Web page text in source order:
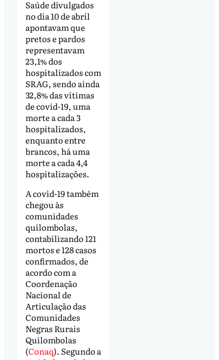
Saúde divulgados
no dia 10 de abril
apontavam que
pretos e pardos
representavam
23,1% dos
hospitalizados com
SRAG, sendo ainda
32,8% das vítimas
de covid-19, uma
morte a cada 3
hospitalizados,
enquanto entre
brancos, há uma
morte a cada 4,4
hospitalizações.
A covid-19 também
chegou às
comunidades
quilombolas,
contabilizando 121
mortos e 128 casos
confirmados, de
acordo com a
Coordenação
Nacional de
Articulação das
Comunidades
Negras Rurais
Quilombolas
(Conaq). Segundo a